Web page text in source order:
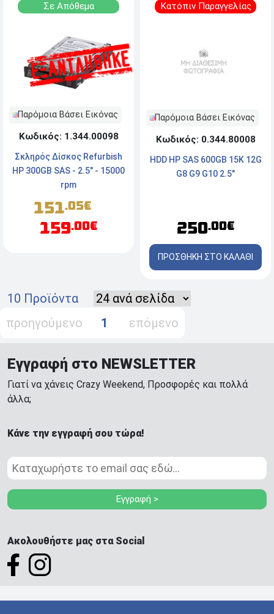
Σε Απόθεμα
Παρόμοια Βάσει Εικόνας
Κωδικός: 1.344.00098
Σκληρός Δίσκος Refurbish
HP 300GB SAS - 2.5" - 15000
rpm
151.05€
159.00€
Κατόπιν Παραγγελίας
Παρόμοια Βάσει Εικόνας
Κωδικός: 0.344.80008
HDD HP SAS 600GB 15K 12G
G8 G9 G10 2.5"
250.00€
ΠΡΟΣΘΗΚΗ ΣΤΟ ΚΑΛΑΘΙ
10 Προϊόντα
προηγούμενο
1 επόμενο
Εγγραφή στο NEWSLETTER
Γιατί να χάνεις Crazy Weekend, Προσφορές και πολλά
άλλα;
Κάνε την εγγραφή σου τώρα!
Εγγραφή >
Ακολουθήστε μας στα Social